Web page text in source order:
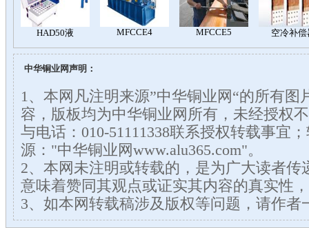
中华铜业网声明：
1、本网凡注明来源”中华铜业网“的所有图
容，版板均为中华铜业网所有，未经授权
与电话：010-51111338联系授权转载事宜
源："中华铜业网www.alu365.com"。
2、本网未注明或转载的，是为广大读者传
意味着赞同其观点或证实其内容的真实性
3、如本网转载稿涉及版权等问题，请作者